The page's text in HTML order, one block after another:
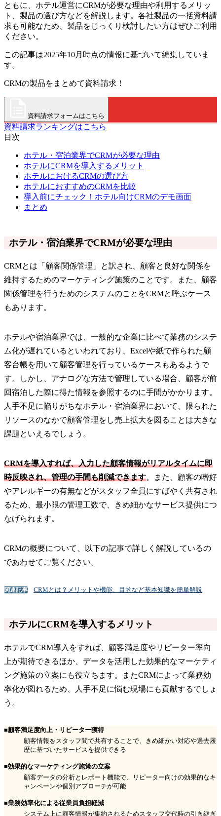
ともに、ホテル運営にCRMが必要な理由や利用するメリッ
ト、製品の選び方などを解説します。各社製品の一括資料請
求も可能なため、製品をじっくり検討したい方はぜひご利用
ください。
この記事は2025年10月時点の情報に基づいて編集していま
す。
CRMの製品をまとめて資料請求！
資料請求フォームはこちら
資料請求ランキングはこちら
目次
ホテル・宿泊業界でCRMが必要な理由
ホテルにCRMを導入するメリット
ホテルにおけるCRMの選び方
ホテルにおすすめのCRMを比較
導入前にチェック！ホテル向けCRMのデモ画面
まとめ
ホテル・宿泊業界でCRMが必要な理由
CRMとは「顧客関係管理」と訳され、顧客と良好な関係を
維持するためのマーケティング施策のことです。また、顧客
関係管理を行うためのシステムのことをCRMと呼ぶケース
もあります。
ホテルや宿泊業界では、一般的な企業に比べて業務のシステ
ム化が遅れているといわれており、Excelや紙で作られた顧
客台帳を用いて顧客管理を行っているケースもあるようで
す。しかし、アナログな方法で管理している場合、顧客が前
回宿泊した際に得た情報を参照するのに手間がかかります。
人手不足に陥りがちなホテル・宿泊業界において、限られた
リソースのなかで顧客管理をし売上拡大を図ることは大きな
課題といえるでしょう。
CRMを導入すれば、入力した顧客情報がリアルタイムに即
時反映され、管理の手間も削減できます。また、顧客の嗜好
やアレルギーの有無などがスタッフ全員にすばやく共有され
るため、最小限の管理工数で、きめ細かなサービス提供につ
なげられます。
CRMの概要について、以下の記事で詳しく解説しているの
であわせてご覧ください。
関連記事 CRMとは？メリットや機能、目的など基本知識を簡単解説
ホテルにCRMを導入するメリット
ホテルでCRM導入をすれば、顧客満足度やリピーター率向
上が期待できるほか、データを活用した効果的なマーケティ
ング施策の立案にも役立ちます。またCRMによって業務効
率化が図れるため、人手不足に悩む現場にも貢献するでしょ
う。
■顧客満足度向上・リピーター獲得
顧客情報をスタッフ間で共有することで、きめ細かい対応や過去履
歴に基づいたサービスを提供できる
■効果的なマーケティング施策の立案
顧客データの分析とレポート機能で、リピーター向けの効果的なキ
ャンペーンや個別アプローチが可能
■業務効率化による従業員負担軽減
システム上に顧客情報が集約されるためスタッフ交代時の引き継ぎ